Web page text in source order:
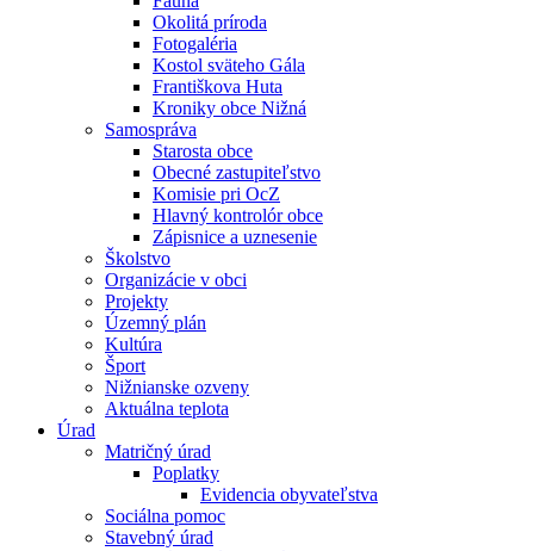
Okolitá príroda
Fotogaléria
Kostol sväteho Gála
Františkova Huta
Kroniky obce Nižná
Samospráva
Starosta obce
Obecné zastupiteľstvo
Komisie pri OcZ
Hlavný kontrolór obce
Zápisnice a uznesenie
Školstvo
Organizácie v obci
Projekty
Územný plán
Kultúra
Šport
Nižnianske ozveny
Aktuálna teplota
Úrad
Matričný úrad
Poplatky
Evidencia obyvateľstva
Sociálna pomoc
Stavebný úrad